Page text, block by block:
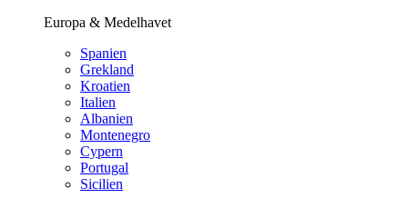
Europa & Medelhavet
Spanien
Grekland
Kroatien
Italien
Albanien
Montenegro
Cypern
Portugal
Sicilien